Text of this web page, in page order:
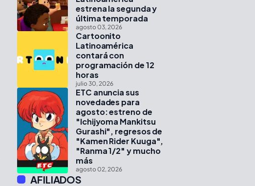
estrena la segunda y
última temporada
agosto 03, 2026
Cartoonito
Latinoamérica
contará con
programación de 12
horas
julio 30, 2026
ETC anuncia sus
novedades para
agosto: estreno de
"Ichijyoma Mankitsu
Gurashi", regresos de
"Kamen Rider Kuuga",
"Ranma 1/2" y mucho
más
agosto 02, 2026
AFILIADOS